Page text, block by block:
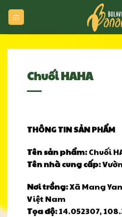
Chuối HAHA
THÔNG TIN SẢN PHẨM
Tên sản phẩm:Chuối
Tên nhà cung cấp:
Nơi trồng:Xã Mang
Việt Nam
Tọa độ:14.052307,